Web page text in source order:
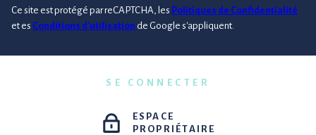
Ce site est protégé par reCAPTCHA, les Politiques de Confidentialité
et es Conditions d'utilisation de Google s'appliquent.
SE CONNECTER
ESPACE
PROPRIÉTAIRE